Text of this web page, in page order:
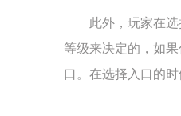
此外，玩家在
等级来决定的，如
口。在选择入口的